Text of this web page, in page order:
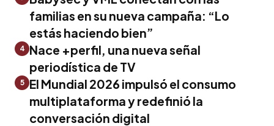
familias en su nueva campaña: “Lo
estás haciendo bien”
4 Nace +perfil, una nueva señal
periodística de TV
5
El Mundial 2026 impulsó el consumo
multiplataforma y redefinió la
conversación digital